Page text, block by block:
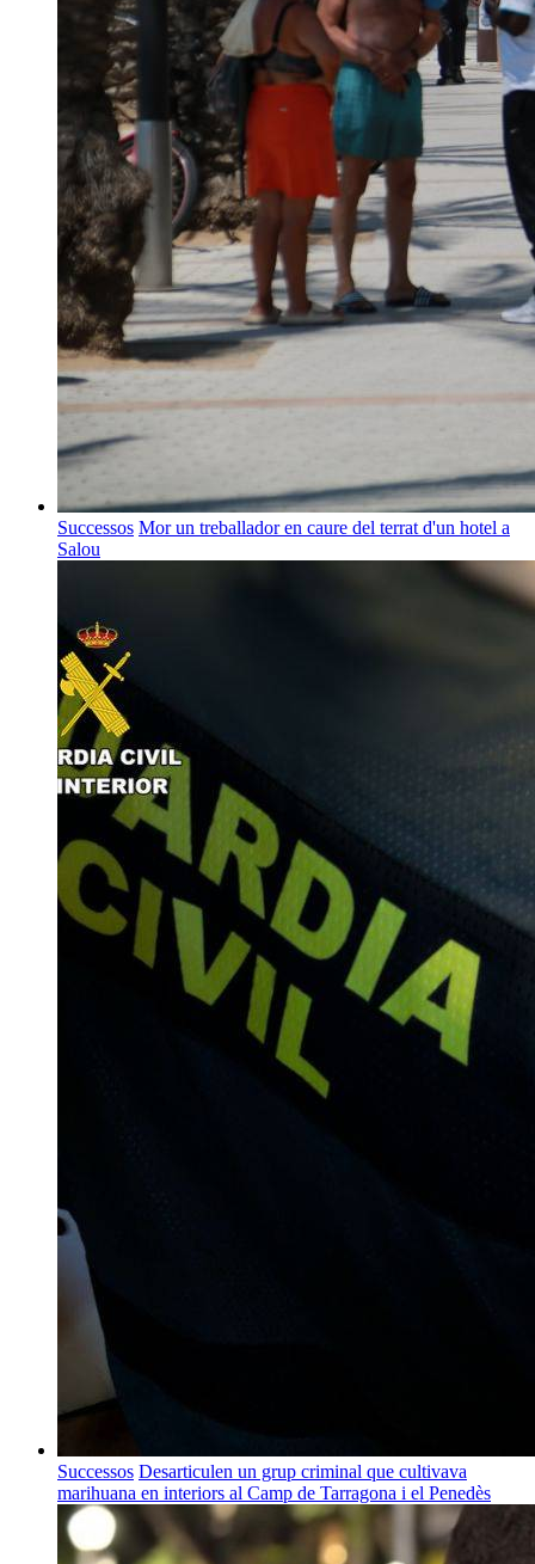
Successos Mor un treballador en caure del terrat d'un hotel a
Salou
Successos Desarticulen un grup criminal que cultivava
marihuana en interiors al Camp de Tarragona i el Penedès